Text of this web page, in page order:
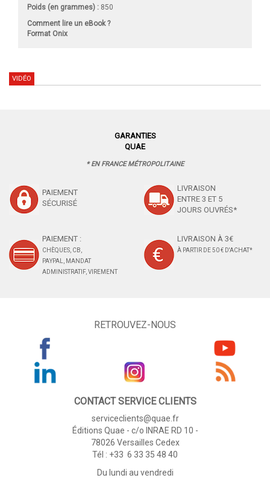
Poids (en grammes) : 850
Comment lire un eBook ?
Format Onix
VIDÉO
GARANTIES
QUAE
* EN FRANCE MÉTROPOLITAINE
PAIEMENT
SÉCURISÉ
LIVRAISON
ENTRE 3 ET 5
JOURS OUVRÉS*
PAIEMENT :
CHÈQUES, CB,
PAYPAL, MANDAT
ADMINISTRATIF, VIREMENT
LIVRAISON À 3€
À PARTIR DE 50 € D'ACHAT*
RETROUVEZ-NOUS
CONTACT SERVICE CLIENTS
serviceclients@quae.fr
Éditions Quae - c/o INRAE RD 10 -
78026 Versailles Cedex
Tél : +33 6 33 35 48 40
Du lundi au vendredi